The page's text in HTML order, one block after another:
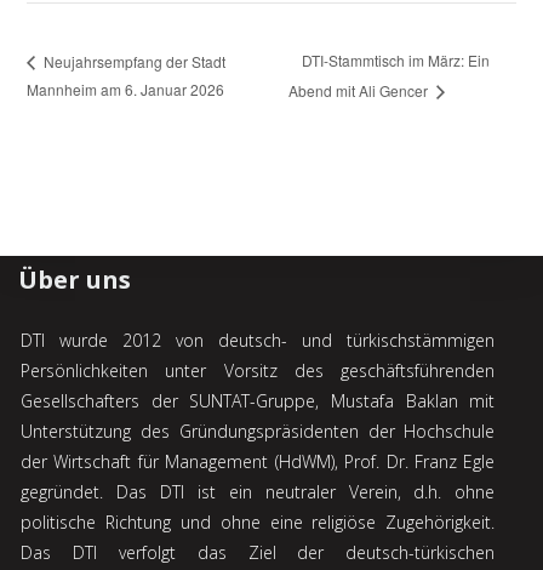
Neujahrsempfang der Stadt
Mannheim am 6. Januar 2026
DTI-Stammtisch im März: Ein
Abend mit Ali Gencer
Über uns
DTI wurde 2012 von deutsch- und türkischstämmigen
Persönlichkeiten unter Vorsitz des geschäftsführenden
Gesellschafters der SUNTAT-Gruppe, Mustafa Baklan mit
Unterstützung des Gründungspräsidenten der Hochschule
der Wirtschaft für Management (HdWM), Prof. Dr. Franz Egle
gegründet. Das DTI ist ein neutraler Verein, d.h. ohne
politische Richtung und ohne eine religiöse Zugehörigkeit.
Das DTI verfolgt das Ziel der deutsch-türkischen